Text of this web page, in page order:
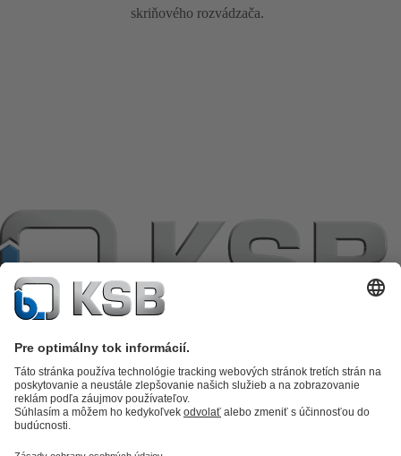
skriňového rozvádzača.
Katalóg produktovKSB SupremeServ: Premium service for pumps
and valvesKSB SupremeServ: Spare partsNákupný košíkSoftware a